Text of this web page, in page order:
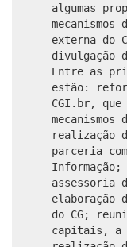
algumas
externa do
divulgação
Entre as
estão:
CGI.br, que
realização
parceria
assessoria
elaboração
do CG;
capitais, a